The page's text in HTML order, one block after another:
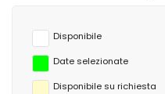
Disponibile
Date selezionate
Disponibile su richiesta